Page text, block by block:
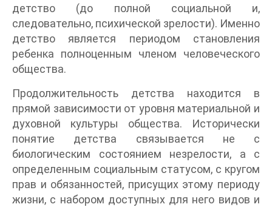
детство (до полной социальной и,
следовательно, психической зрелости). Именно
детство является периодом становления
ребенка полноценным членом человеческого
общества.
Продолжительность детства находится в
прямой зависимости от уровня материальной и
духовной культуры общества. Исторически
понятие детства связывается не с
биологическим состоянием незрелости, а с
определенным социальным статусом, с кругом
прав и обязанностей, присущих этому периоду
жизни, с набором доступных для него видов и